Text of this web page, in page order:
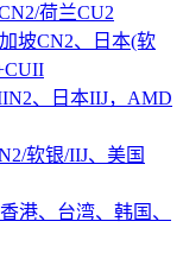
荷兰CU2
坡CN2、日本(软
、日本IIJ，AMD
软银/IIJ、美国
港、台湾、韩国、